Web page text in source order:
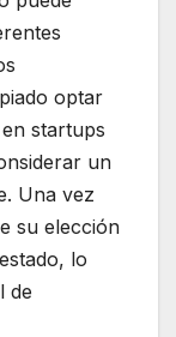
optar
startups
un
Una vez
su elección
lo
de